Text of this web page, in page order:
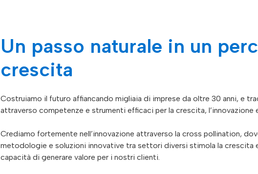
Un passo naturale in un
crescita
Costruiamo il futuro affiancando migliaia di imprese da oltre 30 anni, e
attraverso competenze e strumenti efficaci per la crescita, l’innovazione
Crediamo fortemente nell’innovazione attraverso la cross pollination,
metodologie e soluzioni innovative tra settori diversi stimola la crescita
capacità di generare valore per i nostri clienti.